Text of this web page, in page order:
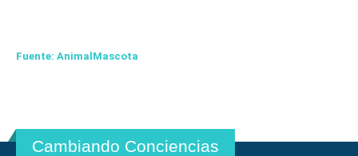
Fuente: AnimalMascota
Cambiando Conciencias